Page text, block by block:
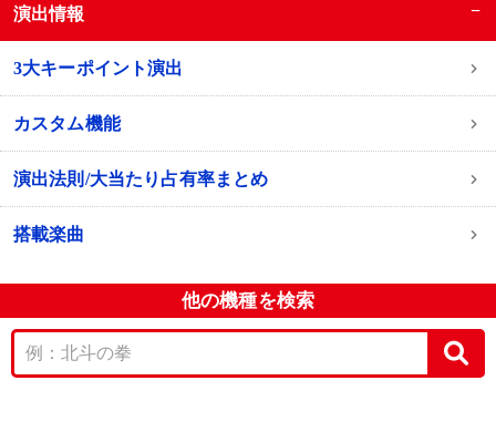
演出情報 −
3大キーポイント演出
カスタム機能
演出法則/大当たり占有率まとめ
搭載楽曲
他の機種を検索